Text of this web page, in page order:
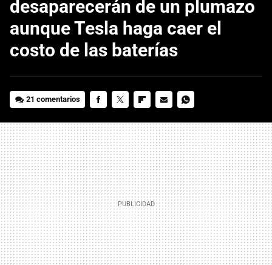
desaparecerán de un plumazo
aunque Tesla haga caer el
costo de las baterías
21 comentarios
MAIL